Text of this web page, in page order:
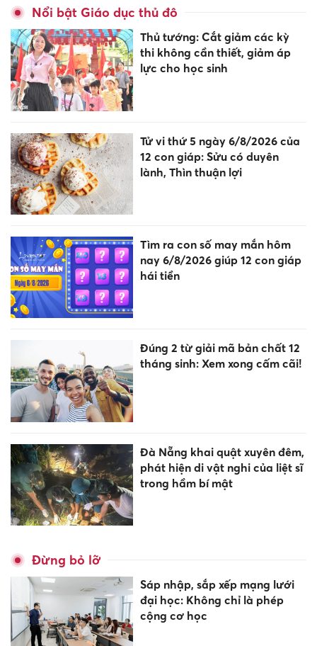
Nổi bật Giáo dục thủ đô
Thủ tướng: Cắt giảm các kỳ
thi không cần thiết, giảm áp
lực cho học sinh
Tử vi thứ 5 ngày 6/8/2026 của
12 con giáp: Sửu có duyên
lành, Thìn thuận lợi
Tìm ra con số may mắn hôm
nay 6/8/2026 giúp 12 con giáp
hái tiền
Đúng 2 từ giải mã bản chất 12
tháng sinh: Xem xong cấm cãi!
Đà Nẵng khai quật xuyên đêm,
phát hiện di vật nghi của liệt sĩ
trong hầm bí mật
Đừng bỏ lỡ
Sáp nhập, sắp xếp mạng lưới
đại học: Không chỉ là phép
cộng cơ học